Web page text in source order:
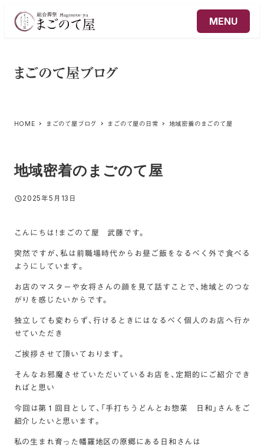
MENU
まごのて屋ブログ
HOME まごのて屋ブログ まごのて屋の日常 地域密着のまごのて屋
地域密着のまごのて屋
投稿日
2025年5月13日
こんにちは！まごのて屋 武藤です。
突然ですが、私は前職場時代からお昼ご飯をなるべく外で食べる
ようにしています。
お店のマスターや女将さんの顔を見て話すことで、地域とのつな
がりを感じたいからです。
独立しても変わらず、行けるときにはなるべく個人のお店へ行か
せていただき
ご挨拶させて頂いております。
そんなお邪魔させていただいているお店を、定期的にご紹介でき
ればと思い
今回は第１回目として、「手打ちうどんとお惣菜 日和」さんをご
紹介したいと思います。
私の生まれ育った幡羅地区の原郷にある日和さんは